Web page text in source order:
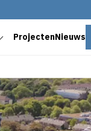
ProjectenNieuws